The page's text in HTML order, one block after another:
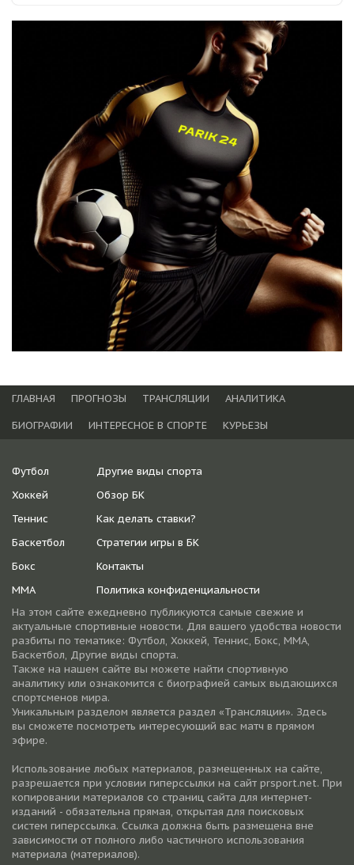
ГЛАВНАЯ ПРОГНОЗЫ ТРАНСЛЯЦИИ
АНАЛИТИКА
БИОГРАФИИ
ИНТЕРЕСНОЕ В СПОРТЕ КУРЬЕЗЫ
Футбол
Хоккей
Теннис
Баскетбол
Бокс
ММА
Другие виды спорта
Обзор БК
Как делать ставки?
Стратегии игры в БК
Контакты
Политика конфиденциальности
На этом сайте ежедневно публикуются самые свежие и
актуальные спортивные новости. Для вашего удобства новости
разбиты по тематике: Футбол, Хоккей, Теннис, Бокс, ММА,
Баскетбол, Другие виды спорта.
Также на нашем сайте вы можете найти спортивную
аналитику или ознакомится с биографией самых выдающихся
спортсменов мира.
Уникальным разделом является раздел «Трансляции». Здесь
вы сможете посмотреть интересующий вас матч в прямом
эфире.
Использование любых материалов, размещенных на сайте,
разрешается при условии гиперссылки на cайт prsport.net. При
копировании материалов со страниц сайта для интернет-
изданий - обязательна прямая, открытая для поисковых
систем гиперссылка. Ссылка должна быть размещена вне
зависимости от полного либо частичного использования
материала (материалов).